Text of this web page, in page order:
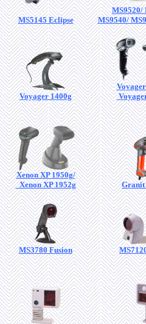
MS5145 Eclipse
MS9520/
MS9540/
Voyager 1400g
Xenon XP 1950g/
Xenon XP 1952g
Granit
MS3780 Fusion